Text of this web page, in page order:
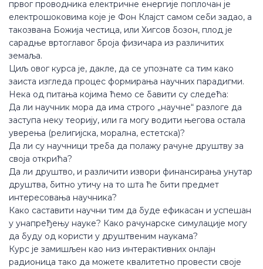
првог проводника електричне енергије поплочан је
електрошоковима које је Фон Клајст самом себи задао, а
такозвана Божија честица, или Хигсов бозон, плод је
сарадње вртоглавог броја физичара из различитих
земаља.
Циљ овог курса је, дакле, да се упознате са тим како
заиста изгледа процес формирања научних парадигми.
Нека од питања којима ћемо се бавити су следећа:
Да ли научник мора да има строго „научне“ разлоге да
заступа неку теорију, или га могу водити његова остала
уверења (религијска, морална, естетска)?
Да ли су научници треба да полажу рачуне друштву за
своја открића?
Да ли друштво, и различити извори финансирања унутар
друштва, битно утичу на то шта ће бити предмет
интересовања научника?
Како саставити научни тим да буде ефикасан и успешан
у унапређењу науке? Како рачунарске симулације могу
да буду од користи у друштвеним наукама?
Курс је замишљен као низ интерактивних онлајн
радионица тако да можете квалитетно провести своје